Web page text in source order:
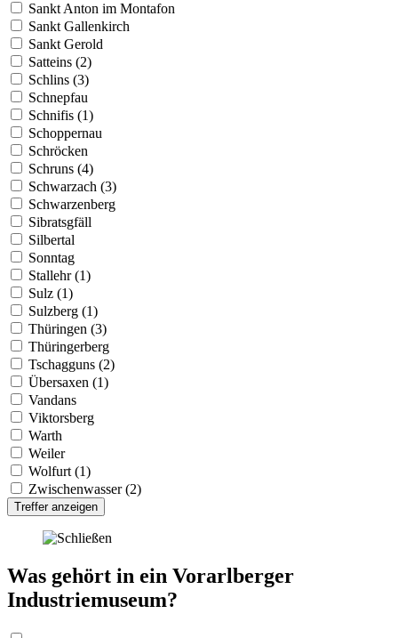
Sankt Anton im Montafon
Sankt Gallenkirch
Sankt Gerold
Satteins (2)
Schlins (3)
Schnepfau
Schnifis (1)
Schoppernau
Schröcken
Schruns (4)
Schwarzach (3)
Schwarzenberg
Sibratsgfäll
Silbertal
Sonntag
Stallehr (1)
Sulz (1)
Sulzberg (1)
Thüringen (3)
Thüringerberg
Tschagguns (2)
Übersaxen (1)
Vandans
Viktorsberg
Warth
Weiler
Wolfurt (1)
Zwischenwasser (2)
Treffer anzeigen
Was gehört in ein Vorarlberger
Industriemuseum?